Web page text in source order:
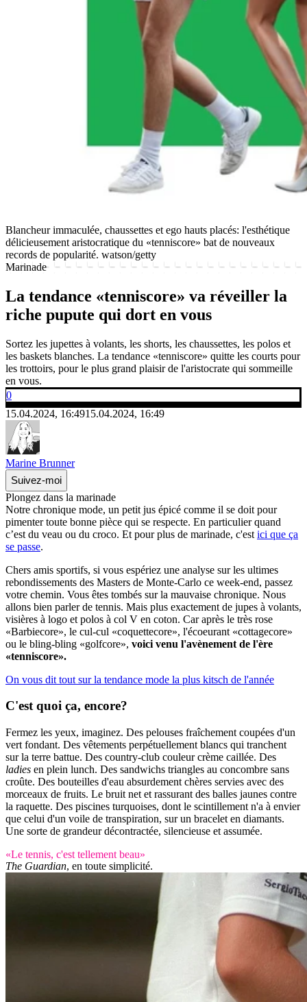
Blancheur immaculée, chaussettes et ego hauts placés: l'esthétique
délicieusement aristocratique du «tenniscore» bat de nouveaux
records de popularité. watson/getty
Marinade
La tendance «tenniscore» va réveiller la
riche pupute qui dort en vous
Sortez les jupettes à volants, les shorts, les chaussettes, les polos et
les baskets blanches. La tendance «tenniscore» quitte les courts pour
les trottoirs, pour le plus grand plaisir de l'aristocrate qui sommeille
en vous.
0
15.04.2024, 16:4915.04.2024, 16:49
Marine Brunner
Suivez-moi
Plongez dans la marinade
Notre chronique mode, un petit jus épicé comme il se doit pour
pimenter toute bonne pièce qui se respecte. En particulier quand
c’est du veau ou du croco. Et pour plus de marinade, c'est ici que ça
se passe.
Chers amis sportifs, si vous espériez une analyse sur les ultimes
rebondissements des Masters de Monte-Carlo ce week-end, passez
votre chemin. Vous êtes tombés sur la mauvaise chronique. Nous
allons bien parler de tennis. Mais plus exactement de jupes à volants,
visières à logo et polos à col V en coton. Car après le très rose
«Barbiecore», le cul-cul «coquettecore», l'écoeurant «cottagecore»
ou le bling-bling «golfcore», voici venu l'avènement de l'ère
«tenniscore».
On vous dit tout sur la tendance mode la plus kitsch de l'année
C'est quoi ça, encore?
Fermez les yeux, imaginez. Des pelouses fraîchement coupées d'un
vert fondant. Des vêtements perpétuellement blancs qui tranchent
sur la terre battue. Des country-club couleur crème caillée. Des
ladies en plein lunch. Des sandwichs triangles au concombre sans
croûte. Des bouteilles d'eau absurdement chères servies avec des
morceaux de fruits. Le bruit net et rassurant des balles jaunes contre
la raquette. Des piscines turquoises, dont le scintillement n'a à envier
que celui d'un voile de transpiration, sur un bracelet en diamants.
Une sorte de grandeur décontractée, silencieuse et assumée.
«Le tennis, c'est tellement beau»
The Guardian, en toute simplicité.